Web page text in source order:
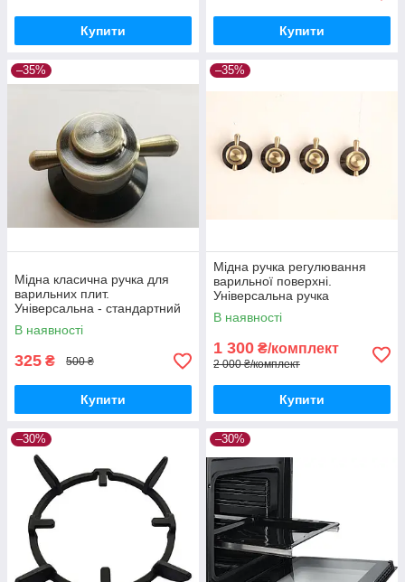
Купити Купити
–35%
Мідна класична ручка для
варильних плит.
Універсальна - стандартний
роз'єм установки.
В наявності
325 ₴ 500 ₴
Купити
–35%
Мідна ручка регулювання
варильної поверхні.
Універсальна ручка
перемикач для варильних
плит і панелей
В наявності
1 300 ₴/комплект
2 000 ₴/комплект
Купити
–30% –30%